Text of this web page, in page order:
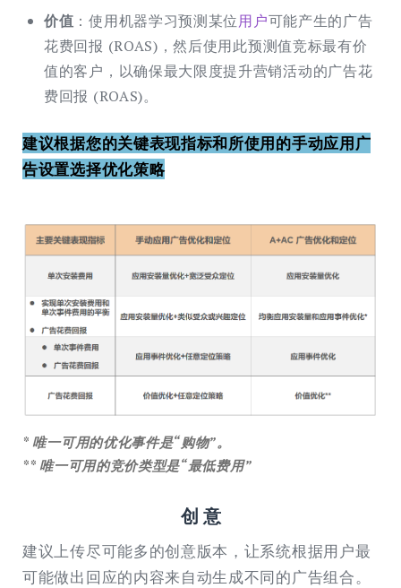
价值 ：使用机器学习预测某位用户可能产生的广告
花费回报 (ROAS)，然后使用此预测值竞标最有价
值的客户，以确保最大限度提升营销活动的广告花
费回报 (ROAS)。
建议根据您的关键表现指标和所使用的手动应用广
告设置选择优化策略
* 唯一可用的优化事件是“购物”。
** 唯一可用的竞价类型是“最低费用”
创 意
建议上传尽可能多的创意版本，让系统根据用户最
可能做出回应的内容来自动生成不同的广告组合。